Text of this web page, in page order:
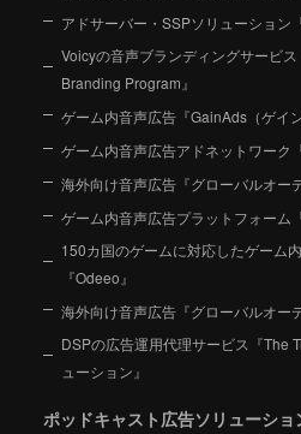
アドサーバー・SSPソリューション
Voicyの音声ブランディングサービ
Branding Program』
ゲーム内音声広告『GainAds（ゲイ
ゲーム内音声広告アドネットワーク
海外向け音声広告『グローバルオー
ゲーム内音声広告プラットフォーム
150カ国のゲームに対応したゲーム
『Odeeo』
海外向け音声広告『グローバルオー
DSPの広告運用代理サービス『The
ューション』
ポッドキャスト広告ソリューショ